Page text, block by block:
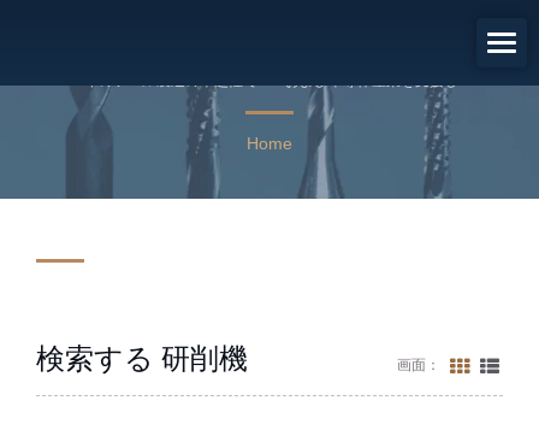
Home
検索する 研削機 画面：